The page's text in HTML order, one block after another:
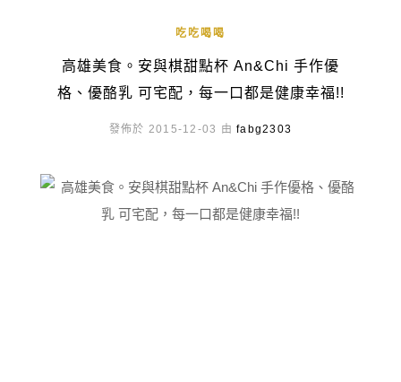
吃吃喝喝
高雄美食。安與棋甜點杯 An&Chi 手作優
格、優酪乳 可宅配，每一口都是健康幸福!!
發佈於 2015-12-03 由fabg2303